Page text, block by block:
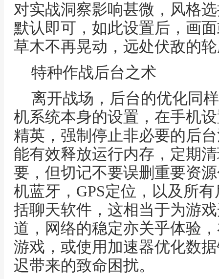
对实战洞察影响甚微，风格
默认即可，如此设置后，画
草木不再晃动，远处伏敌的
特种作战后台之术
离开战场，后台的优化同
机系统本身的设置，在手机
精英，强制停止非必要的后
能有效释放运行内存，定期
要，但切记不要误删重要资
机蓝牙，GPS定位，以及所
括聊天软件，这相当于为游
道，网络的稳定亦关乎体验
游戏，或使用加速器优化数
迟带来的致命困扰。